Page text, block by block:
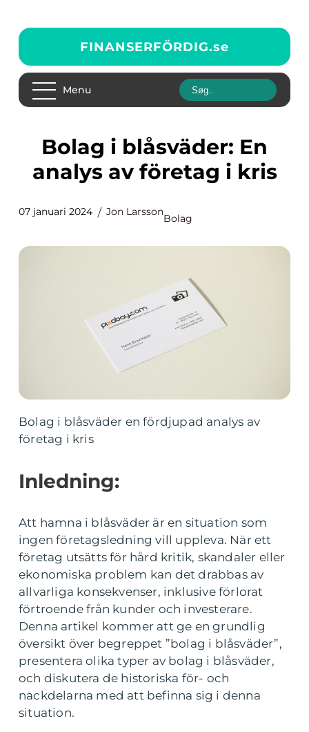
FINANSERFÖRDIG.se
Menu
Bolag i blåsväder: En
analys av företag i kris
07 januari 2024 Jon Larsson
Bolag
Bolag i blåsväder en fördjupad analys av
företag i kris
Inledning:
Att hamna i blåsväder är en situation som
ingen företagsledning vill uppleva. När ett
företag utsätts för hård kritik, skandaler eller
ekonomiska problem kan det drabbas av
allvarliga konsekvenser, inklusive förlorat
förtroende från kunder och investerare.
Denna artikel kommer att ge en grundlig
översikt över begreppet ”bolag i blåsväder”,
presentera olika typer av bolag i blåsväder,
och diskutera de historiska för- och
nackdelarna med att befinna sig i denna
situation.